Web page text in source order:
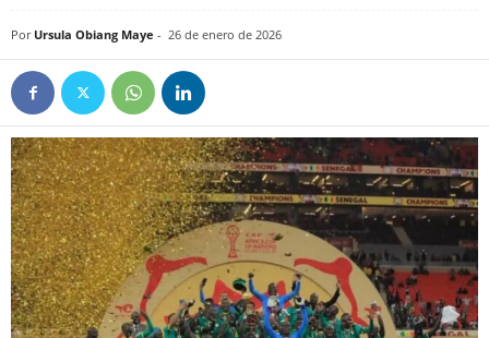
Por Ursula Obiang Maye - 26 de enero de 2026